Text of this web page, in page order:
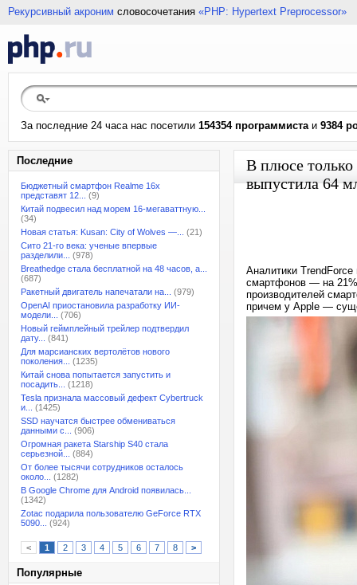
Рекурсивный акроним словосочетания «PHP: Hypertext Preprocessor»
За последние 24 часа нас посетили 154354 программистаи 9384
Последние
Бюджетный смартфон Realme 16x
представят 12...
(9)
Китай подвесил над морем 16-мегаваттную...
(34)
Новая статья: Kusan: City of Wolves —...
(21)
Сито 21-го века: ученые впервые
разделили...
(978)
Breathedge стала бесплатной на 48 часов, а...
(687)
Ракетный двигатель напечатали на...
(979)
OpenAI приостановила разработку ИИ-
модели...
(706)
Новый геймплейный трейлер подтвердил
дату...
(841)
Для марсианских вертолётов нового
поколения...
(1235)
Китай снова попытается запустить и
посадить...
(1218)
Tesla признала массовый дефект Cybertruck
и...
(1425)
SSD научатся быстрее обмениваться
данными с...
(906)
Огромная ракета Starship S40 стала
серьезной...
(884)
От более тысячи сотрудников осталось
около...
(1282)
В Google Chrome для Android появилась...
(1342)
Zotac подарила пользователю GeForce RTX
5090...
(924)
< 1 2 3 4 5 6 7 8 >
Популярные
В плюсе только
выпустила 64
Аналитики
смартфонов — на 21%
производителей
причем у Apple —